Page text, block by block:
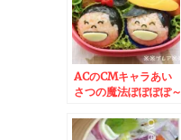
ACのCMキャラあい
さつの魔法ぽぽぽぽ～